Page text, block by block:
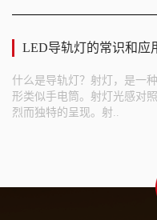
LED导轨灯的常识和应
什么是导轨灯？射灯，是一
形类似手电筒。射灯光感对
烈而独特的呈现。射..